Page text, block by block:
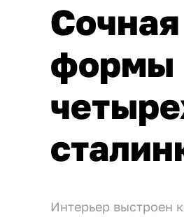
формы
Интерьер выстроен